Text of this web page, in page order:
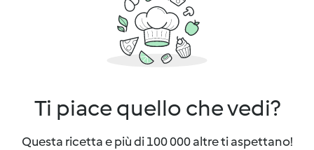
Ti piace quello che vedi?
Questa ricetta e più di 100 000 altre ti aspettano!